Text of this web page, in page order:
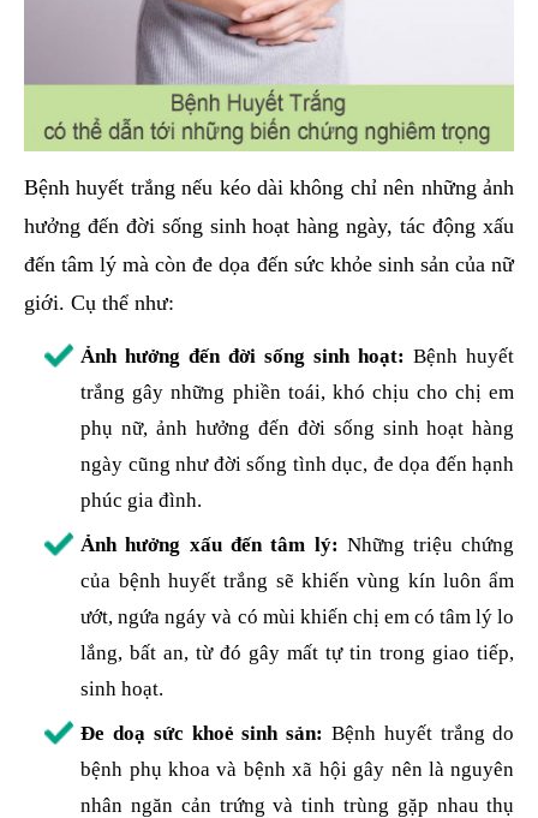
Bệnh huyết trắng nếu kéo dài không chỉ nên những ảnh
hưởng đến đời sống sinh hoạt hàng ngày, tác động xấu
đến tâm lý mà còn đe dọa đến sức khỏe sinh sản của nữ
giới. Cụ thể như:
Ảnh hưởng đến đời sống sinh hoạt:Bệnh huyết
trắng gây những phiền toái, khó chịu cho chị em
phụ nữ, ảnh hưởng đến đời sống sinh hoạt hàng
ngày cũng như đời sống tình dục, đe dọa đến hạnh
phúc gia đình.
Ảnh hưởng xấu đến tâm lý: Những triệu chứng
của bệnh huyết trắng sẽ khiến vùng kín luôn ẩm
ướt, ngứa ngáy và có mùi khiến chị em có tâm lý lo
lắng, bất an, từ đó gây mất tự tin trong giao tiếp,
sinh hoạt.
Đe doạ sức khoẻ sinh sản: Bệnh huyết trắng do
bệnh phụ khoa và bệnh xã hội gây nên là nguyên
nhân ngăn cản trứng và tinh trùng gặp nhau thụ